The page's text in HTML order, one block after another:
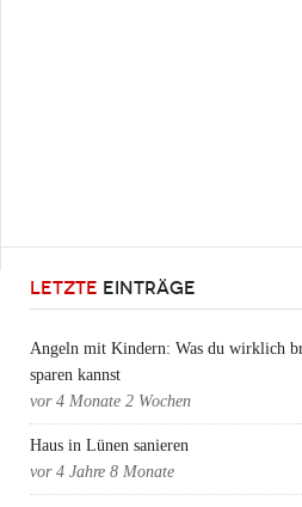
LETZTE EINTRÄGE
Angeln mit Kindern: Was du wirklich
sparen kannst
vor 4 Monate 2 Wochen
Haus in Lünen sanieren
vor 4 Jahre 8 Monate